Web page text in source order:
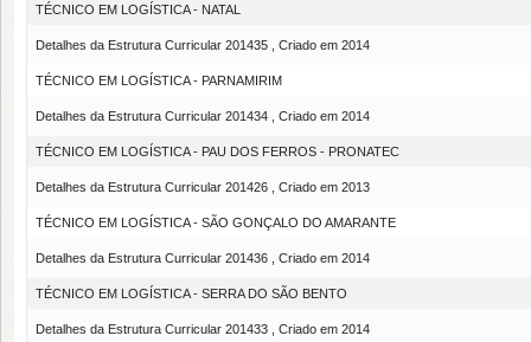
TÉCNICO EM LOGÍSTICA - NATAL
Detalhes da Estrutura Curricular 201435 , Criado em 2014
TÉCNICO EM LOGÍSTICA - PARNAMIRIM
Detalhes da Estrutura Curricular 201434 , Criado em 2014
TÉCNICO EM LOGÍSTICA - PAU DOS FERROS - PRONATEC
Detalhes da Estrutura Curricular 201426 , Criado em 2013
TÉCNICO EM LOGÍSTICA - SÃO GONÇALO DO AMARANTE
Detalhes da Estrutura Curricular 201436 , Criado em 2014
TÉCNICO EM LOGÍSTICA - SERRA DO SÃO BENTO
Detalhes da Estrutura Curricular 201433 , Criado em 2014